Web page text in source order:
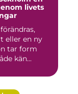
livets
eller en ny
tar form
kän...